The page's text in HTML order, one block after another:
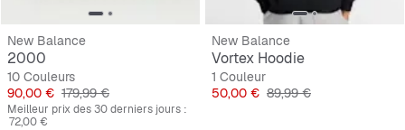
New Balance
2000
10 Couleurs
Prix
90,00 € Prix original
179,99 €
Meilleur prix des 30 derniers jours :
72,00 €
New Balance
Vortex Hoodie
1 Couleur
Prix
50,00 € Prix original
89,99 €